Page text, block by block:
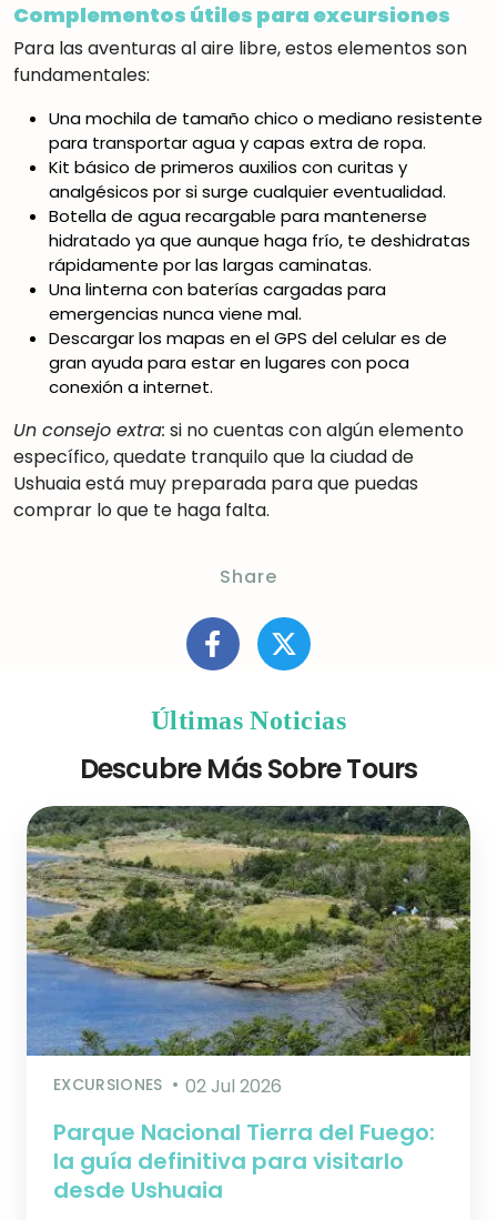
Complementos útiles para excursiones
Para las aventuras al aire libre, estos elementos son
fundamentales:
Una mochila de tamaño chico o mediano resistente
para transportar agua y capas extra de ropa.
Kit básico de primeros auxilios con curitas y
analgésicos por si surge cualquier eventualidad.
Botella de agua recargable para mantenerse
hidratado ya que aunque haga frío, te deshidratas
rápidamente por las largas caminatas.
Una linterna con baterías cargadas para
emergencias nunca viene mal.
Descargar los mapas en el GPS del celular es de
gran ayuda para estar en lugares con poca
conexión a internet.
Un consejo extra: si no cuentas con algún elemento
específico, quedate tranquilo que la ciudad de
Ushuaia está muy preparada para que puedas
comprar lo que te haga falta.
Share
Últimas Noticias
Descubre Más Sobre Tours
EXCURSIONES 02 Jul 2026
Parque Nacional Tierra del Fuego:
la guía definitiva para visitarlo
desde Ushuaia